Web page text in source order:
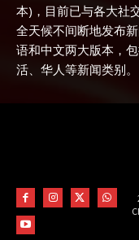
本)，目前已与各大社
全天候不间断地发布
语和中文两大版本，
活、华人等新闻类别。